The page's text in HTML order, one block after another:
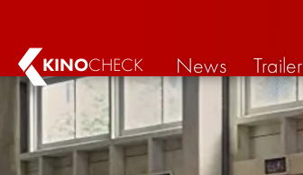
KINOCHECK News Trailer